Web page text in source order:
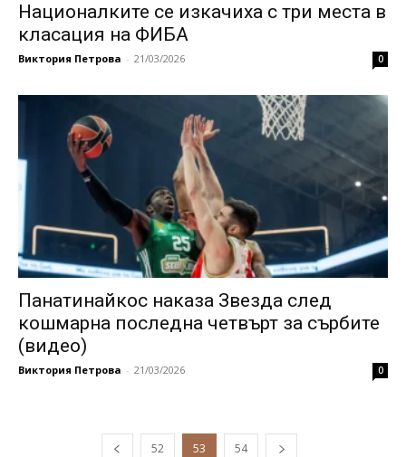
Националките се изкачиха с три места в
класация на ФИБА
Виктория Петрова - 21/03/2026 0
Панатинайкос наказа Звезда след
кошмарна последна четвърт за сърбите
(видео)
Виктория Петрова - 21/03/2026 0
52 53 54